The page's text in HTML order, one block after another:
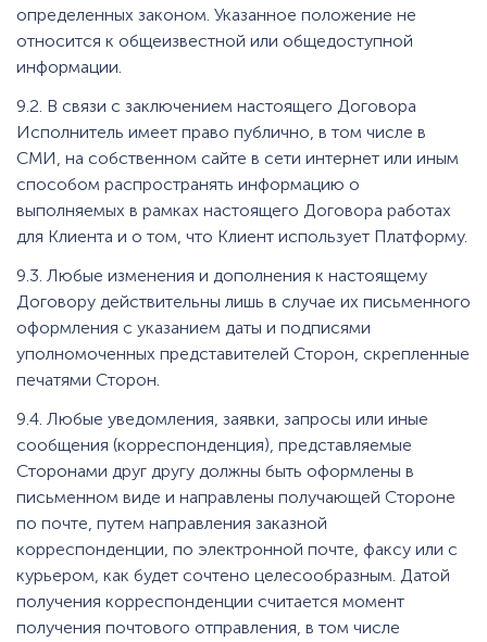
определенных законом. Указанное положение не
относится к общеизвестной или общедоступной
информации.
9.2. В связи с заключением настоящего Договора
Исполнитель имеет право публично, в том числе в
СМИ, на собственном сайте в сети интернет или иным
способом распространять информацию о
выполняемых в рамках настоящего Договора работах
для Клиента и о том, что Клиент использует Платформу.
9.3. Любые изменения и дополнения к настоящему
Договору действительны лишь в случае их письменного
оформления с указанием даты и подписями
уполномоченных представителей Сторон, скрепленные
печатями Сторон.
9.4. Любые уведомления, заявки, запросы или иные
сообщения (корреспонденция), представляемые
Сторонами друг другу должны быть оформлены в
письменном виде и направлены получающей Стороне
по почте, путем направления заказной
корреспонденции, по электронной почте, факсу или с
курьером, как будет сочтено целесообразным. Датой
получения корреспонденции считается момент
получения почтового отправления, в том числе